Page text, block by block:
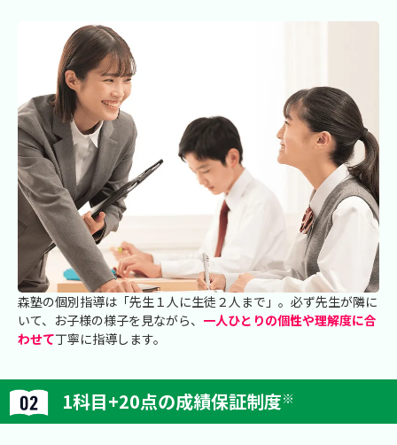
森塾の個別指導は「先生１人に生徒２人まで」。必ず先生が隣に
いて、お子様の様子を見ながら、 一人ひとりの個性や理解度に合
わせて丁寧に指導します。
1科目+20点の成績保証制度※